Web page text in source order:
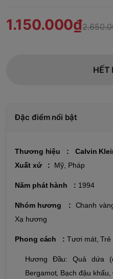
1.150.000₫
HẾT
Đặc điểm nổi bật
Thương hiệu : Calvin
Xuất xứ : Mỹ, Pháp
Năm phát hành : 1994
Nhóm hương : Chanh
Xạ hương
Phong cách :Tươi mát, Trẻ
Hương Đầu: Quả dứa
Bergamot, Bạch đậu